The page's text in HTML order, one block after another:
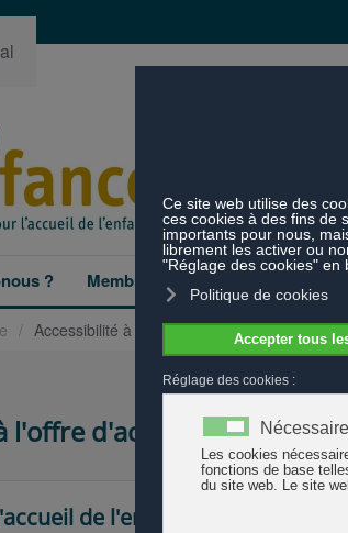
? Membres Projets et prestations
Accessibilité à l'offre d'accueil
d'accueil
de l'enfance en chiffres